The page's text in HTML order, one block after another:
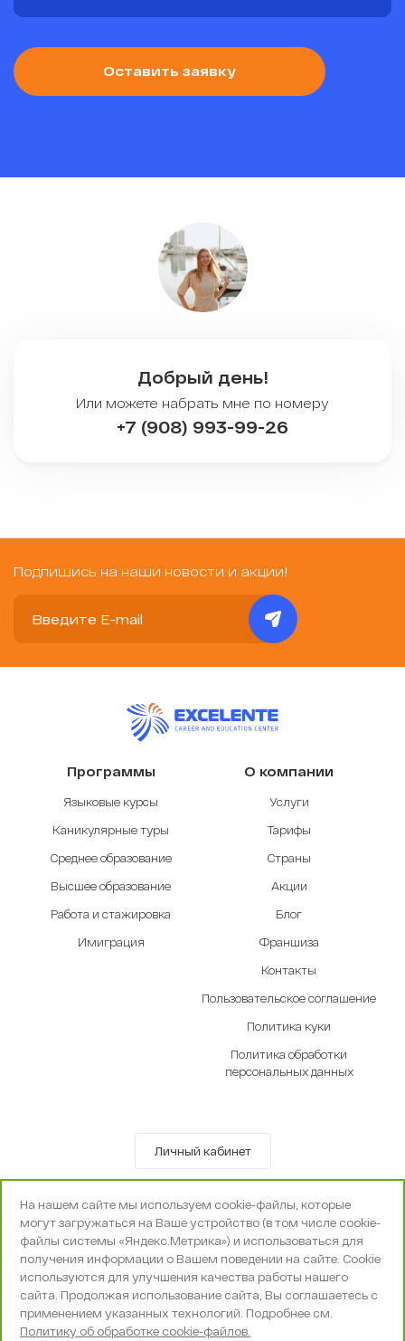
Оставить заявку
Добрый день!
Или можете набрать мне по номеру
+7 (908) 993-99-26
Подпишись на наши новости и акции!
Программы
Языковые курсы
Каникулярные туры
Среднее образование
Высшее образование
Работа и стажировка
Имиграция
О компании
Услуги
Тарифы
Страны
Акции
Блог
Франшиза
Контакты
Пользовательское соглашение
Политика куки
Политика обработки
персональных данных
Личный кабинет
© OOO «Экселенте» 2010-2026 г.
Политика конфиденциальности
Поддержка и сопровождение -Вебпространство
На нашем сайте мы используем cookie-файлы, которые
могут загружаться на Ваше устройство (в том числе cookie-
файлы системы «Яндекс.Метрика») и использоваться для
получения информации о Вашем поведении на сайте. Cookie
используются для улучшения качества работы нашего
сайта. Продолжая использование сайта, Вы соглашаетесь с
применением указанных технологий. Подробнее см.
Политику об обработке cookie-файлов.